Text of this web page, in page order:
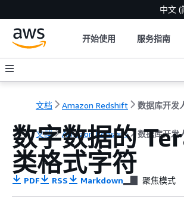
中文 (
开始使用 服务指南
文档 Amazon Redshift 数据库开发
文档 Amazon Redshift 数据库开发
数字数据的
类格式字符
PDF RSS Markdown 聚焦模式